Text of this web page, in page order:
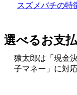
スズメバチの特
選べるお支
猿太郎は「現金
子マネー」に対